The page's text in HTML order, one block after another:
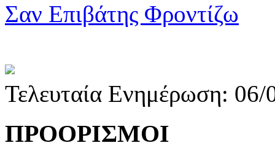
Σαν Επιβάτης Φροντίζω
Τελευταία Ενημέρωση:
ΠΡΟΟΡΙΣΜΟΙ